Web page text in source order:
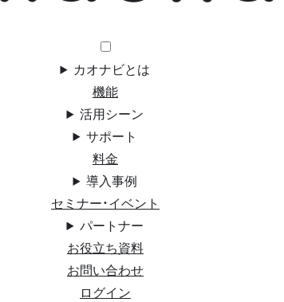
カオナビとは
機能
活用シーン
サポート
料金
導入事例
セミナー・イベント
パートナー
お役立ち資料
お問い合わせ
ログイン